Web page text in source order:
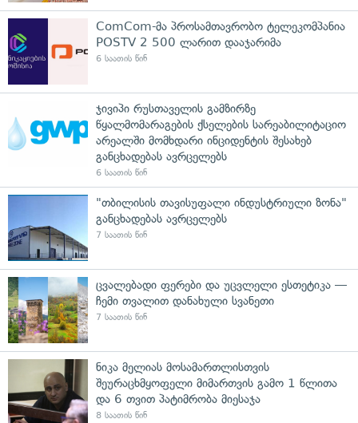
ComCom-მა პროსამთავრობო ტელეკომპანია
POSTV 2 500 ლარით დააჯარიმა
6 საათის წინ
ჯივიპი რუსთაველის გამზირზე
წყალმომარაგების ქსელების სარეაბილიტაციო
არეალში მომხდარი ინციდენტის შესახებ
განცხადებას ავრცელებს
6 საათის წინ
"თბილისის თავისუფალი ინდუსტრიული ზონა"
განცხადებას ავრცელებს
7 საათის წინ
ცვალებადი ფერები და უცვლელი ესთეტიკა —
ჩემი თვალით დანახული სვანეთი
7 საათის წინ
ნიკა მელიას მოსამართლისთვის
შეურაცხმყოფელი მიმართვის გამო 1 წლითა
და 6 თვით პატიმრობა მიესაჯა
8 საათის წინ